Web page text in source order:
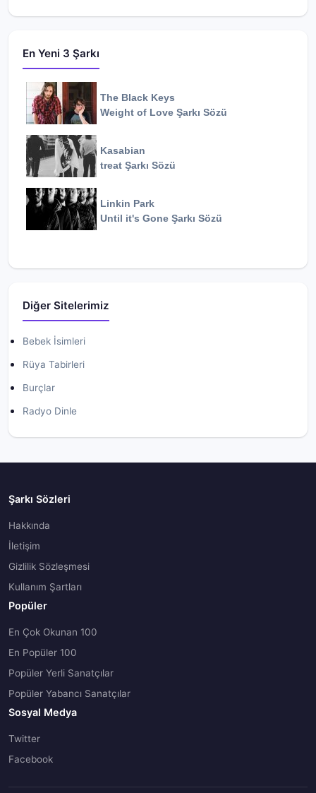
En Yeni 3 Şarkı
The Black Keys
Weight of Love Şarkı Sözü
Kasabian
treat Şarkı Sözü
Linkin Park
Until it's Gone Şarkı Sözü
Diğer Sitelerimiz
Bebek İsimleri
Rüya Tabirleri
Burçlar
Radyo Dinle
Şarkı Sözleri
Hakkında
İletişim
Gizlilik Sözleşmesi
Kullanım Şartları
Popüler
En Çok Okunan 100
En Popüler 100
Popüler Yerli Sanatçılar
Popüler Yabancı Sanatçılar
Sosyal Medya
Twitter
Facebook